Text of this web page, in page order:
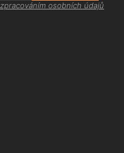
zpracováním osobních údajů